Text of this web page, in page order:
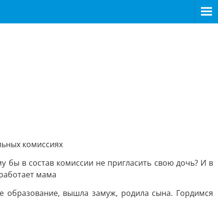
комиссиях
бы в состав комиссии не пригласить свою дочь? И в
мама
вышла замуж, родила сына. Гордимся